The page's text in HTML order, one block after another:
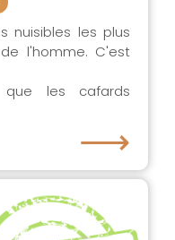
nuisibles les plus
l'homme. C'est
les cafards
⟶